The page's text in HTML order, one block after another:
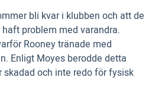
bli kvar i klubben och att de
problem med varandra.
Rooney tränade med
Enligt Moyes berodde detta
och inte redo för fysisk